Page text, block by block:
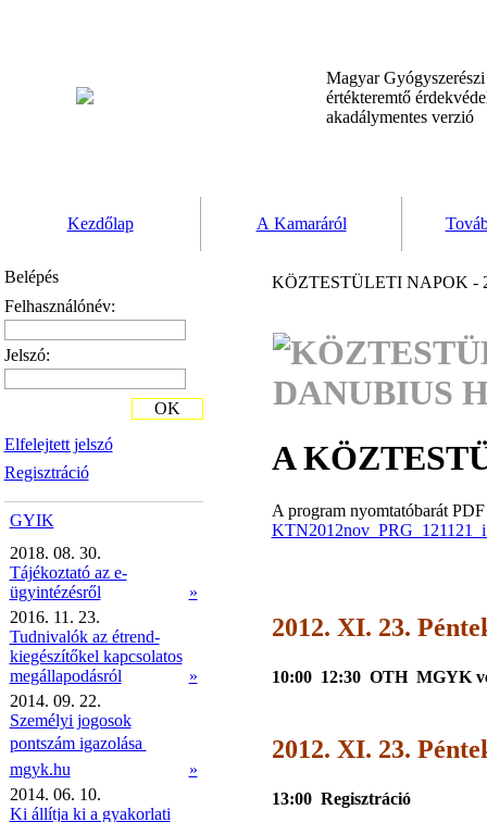
Magyar
értékteremtő
akadálymentes verzió
Kezdőlap A Kamaráról
Belépés
Felhasználónév:
Jelszó:
Elfelejtett jelszó
Regisztráció
OK
GYIK
2018. 08. 30.
Tájékoztató az e-
ügyintézésről
»
2016. 11. 23.
Tudnivalók az étrend-
kiegészítőkel kapcsolatos
megállapodásról
»
2014. 09. 22.
Személyi jogosok
pontszám igazolása 
mgyk.hu
»
2014. 06. 10.
Ki állítja ki a gyakorlati
KÖZTESTÜLETI NAPOK -
A
A program nyomtatóbarát
2012. XI. 23.
10:00  12:30 OTH  MGYK
2012. XI. 23.
13:00  Regisztráció